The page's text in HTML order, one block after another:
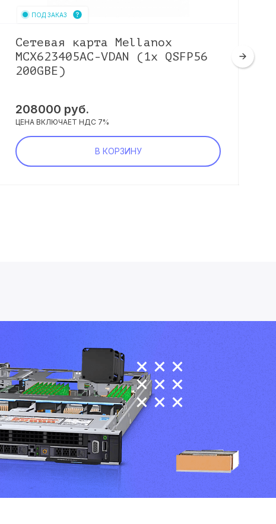
ПОД ЗАКАЗ
Сетевая карта Mellanox
MCX623405AC-VDAN (1x QSFP56
200GBE)
208000 руб.
ЦЕНА ВКЛЮЧАЕТ НДС 7%
В КОРЗИНУ